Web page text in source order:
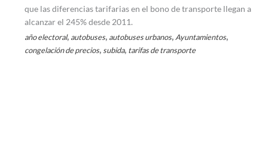
que las diferencias tarifarias en el bono de transporte llegan a
alcanzar el 245% desde 2011.
año electoral, autobuses, autobuses urbanos, Ayuntamientos,
congelación de precios, subida, tarifas de transporte